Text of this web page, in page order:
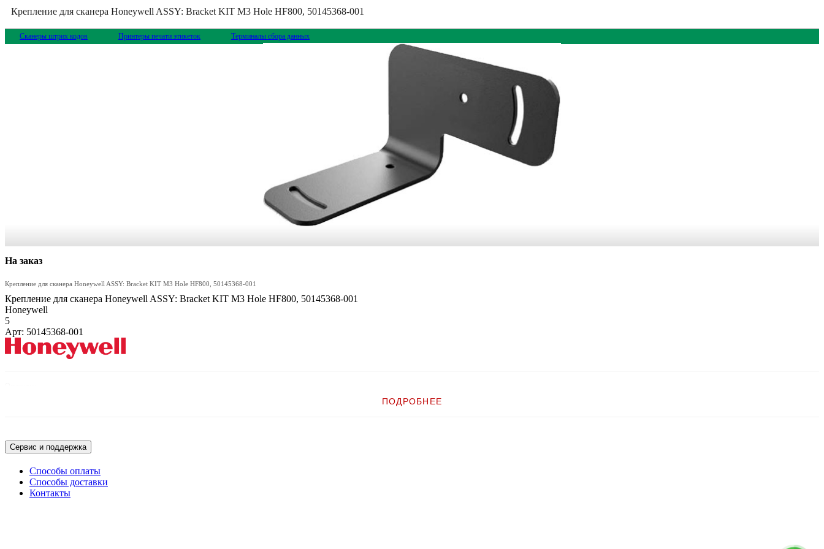
Крепление для сканера Honeywell ASSY: Bracket KIT M3 Hole HF800, 50145368-001
Сканеры штрих кодов Принтеры печати этикеток Терминалы сбора данных
На заказ
Крепление для сканера Honeywell ASSY: Bracket KIT M3 Hole HF800, 50145368-001
Крепление для сканера Honeywell ASSY: Bracket KIT M3 Hole HF800, 50145368-001
Honeywell
5
Арт: 50145368-001
ПОДРОБНЕЕ
Сервис и поддержка
Способы оплаты
Способы доставки
Контакты